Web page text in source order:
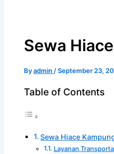
Sewa
Byadmin /September 23,
Table of Contents
Sewa Hiace
Layanan